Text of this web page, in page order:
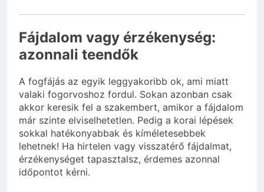
Fájdalom vagy érzékenység:
azonnali teendők
A fogfájás az egyik leggyakoribb ok, ami miatt
valaki fogorvoshoz fordul. Sokan azonban csak
akkor keresik fel a szakembert, amikor a fájdalom
már szinte elviselhetetlen. Pedig a korai lépések
sokkal hatékonyabbak és kíméletesebbek
lehetnek! Ha hirtelen vagy visszatérő fájdalmat,
érzékenységet tapasztalsz, érdemes azonnal
időpontot kérni.